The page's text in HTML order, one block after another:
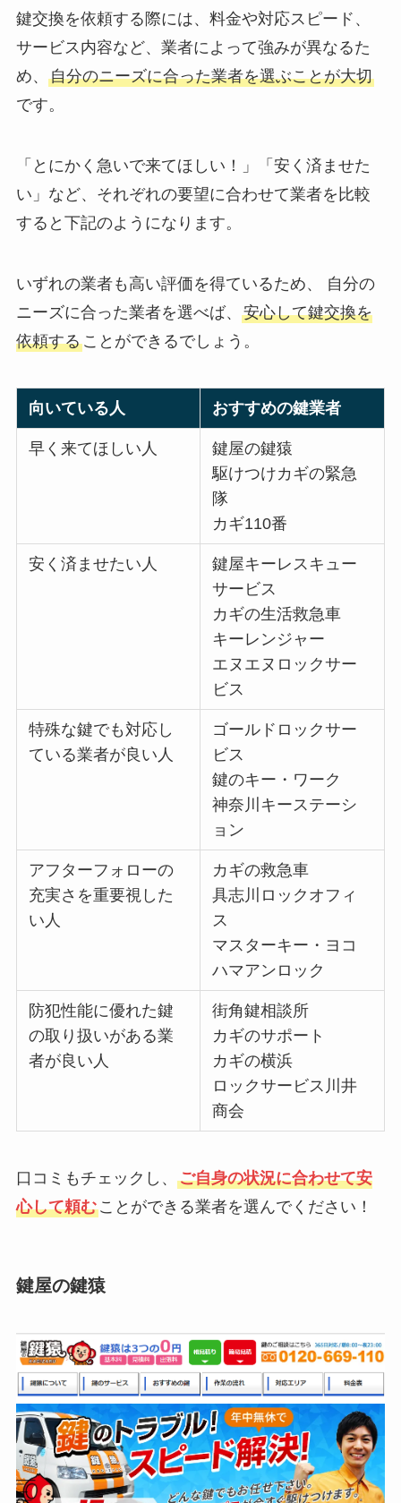
鍵交換を依頼する際には、料金や対応スピード、
サービス内容など、業者によって強みが異なるた
め、 自分のニーズに合った業者を選ぶことが大切
です。
「とにかく急いで来てほしい！」「安く済ませた
い」など、それぞれの要望に合わせて業者を比較
すると下記のようになります。
いずれの業者も高い評価を得ているため、 自分の
ニーズに合った業者を選べば、 安心して鍵交換を
依頼することができるでしょう。
向いている人 おすすめの鍵業者
早く来てほしい人
鍵屋の鍵猿
駆けつけカギの緊急
隊
カギ110番
安く済ませたい人
鍵屋キーレスキュー
サービス
カギの生活救急車
キーレンジャー
エヌエヌロックサー
ビス
特殊な鍵でも対応し
ている業者が良い人
ゴールドロックサー
ビス
鍵のキー・ワーク
神奈川キーステーシ
ョン
アフターフォローの
充実さを重要視した
い人
カギの救急車
具志川ロックオフィ
ス
マスターキー・ヨコ
ハマアンロック
防犯性能に優れた鍵
の取り扱いがある業
者が良い人
街角鍵相談所
カギのサポート
カギの横浜
ロックサービス川井
商会
口コミもチェックし、 ご自身の状況に合わせて安
心して頼むことができる業者を選んでください！
鍵屋の鍵猿